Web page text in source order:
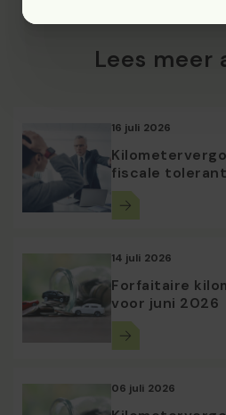
Lees meer
16 juli 2026
fiscale
14 juli 2026
Forfaitaire
voor juni 2026
06 juli 2026